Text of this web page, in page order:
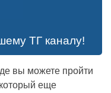
ТГ каналу!
вы можете пройти
еще